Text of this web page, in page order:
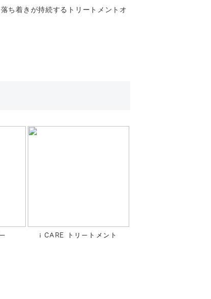
ち着きが持続するトリートメントオ
i CARE トリートメント